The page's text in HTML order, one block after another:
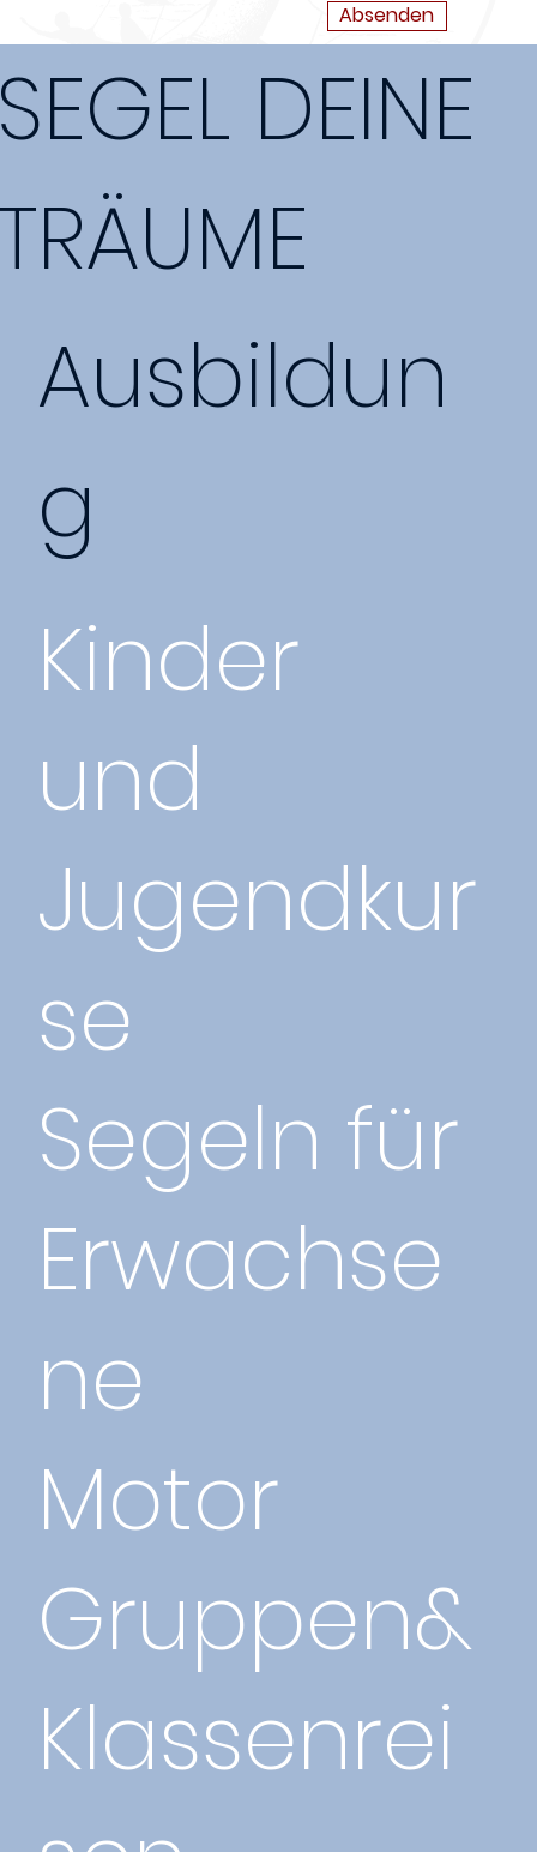
Absenden
DEINE
Ausbildun
g
Kinder
und
Jugendkur
se
Segeln für
Erwachse
ne
Motor
Gruppen&
Klassenrei